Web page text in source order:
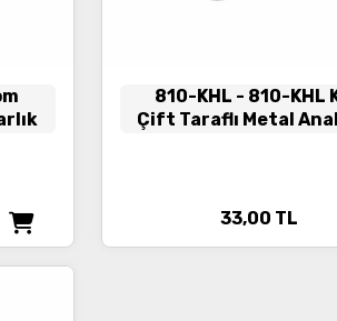
810-KHL - 810-KHL
Çift Taraflı Metal
33,00 TL